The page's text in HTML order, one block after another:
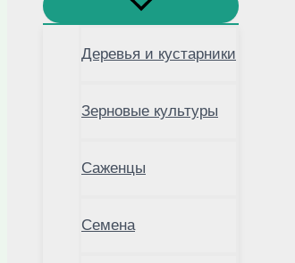
Деревья и кустарники
Зерновые культуры
Саженцы
Семена